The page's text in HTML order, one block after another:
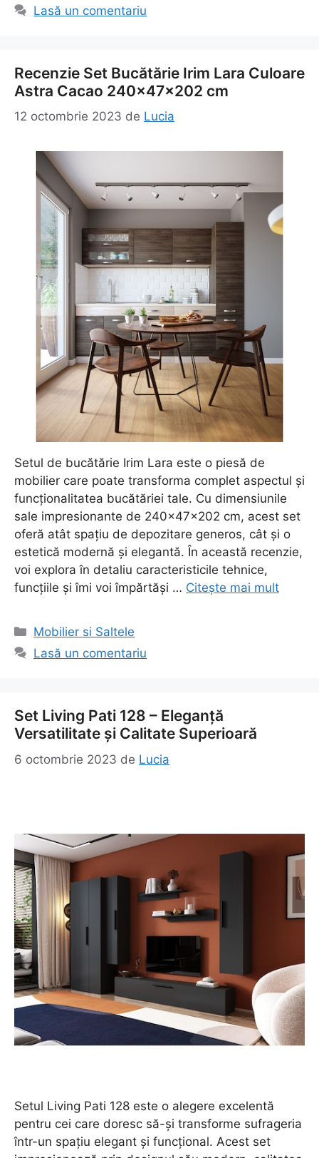
Lasă un comentariu
Recenzie Set Bucătărie Irim Lara Culoare
Astra Cacao 240x47x202 cm
12 octombrie 2023 de Lucia
Setul de bucătărie Irim Lara este o piesă de
mobilier care poate transforma complet aspectul și
funcționalitatea bucătăriei tale. Cu dimensiunile
sale impresionante de 240x47x202 cm, acest set
oferă atât spațiu de depozitare generos, cât și o
estetică modernă și elegantă. În această recenzie,
voi explora în detaliu caracteristicile tehnice,
funcțiile și îmi voi împărtăși … Citește mai mult
Categorii
Mobilier si Saltele
Lasă un comentariu
Set Living Pati 128 – Eleganță
Versatilitate și Calitate Superioară
6 octombrie 2023 de Lucia
Setul Living Pati 128 este o alegere excelentă
pentru cei care doresc să-și transforme sufrageria
într-un spațiu elegant și funcțional. Acest set